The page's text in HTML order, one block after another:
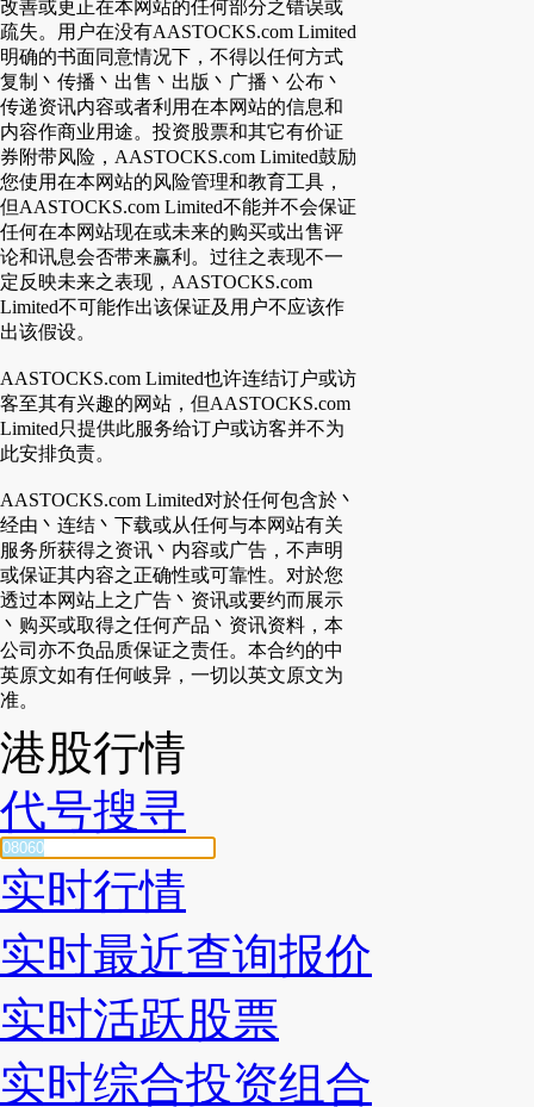
改善或更正在本网站的任何部分之错误或
疏失。用户在没有AASTOCKS.com Limited
明确的书面同意情况下，不得以任何方式
复制丶传播丶出售丶出版丶广播丶公布丶
传递资讯内容或者利用在本网站的信息和
内容作商业用途。投资股票和其它有价证
券附带风险，AASTOCKS.com Limited鼓励
您使用在本网站的风险管理和教育工具，
但AASTOCKS.com Limited不能并不会保证
任何在本网站现在或未来的购买或出售评
论和讯息会否带来赢利。过往之表现不一
定反映未来之表现，AASTOCKS.com
Limited不可能作出该保证及用户不应该作
出该假设。
AASTOCKS.com Limited也许连结订户或访
客至其有兴趣的网站，但AASTOCKS.com
Limited只提供此服务给订户或访客并不为
此安排负责。
AASTOCKS.com Limited对於任何包含於丶
经由丶连结丶下载或从任何与本网站有关
服务所获得之资讯丶内容或广告，不声明
或保证其内容之正确性或可靠性。对於您
透过本网站上之广告丶资讯或要约而展示
丶购买或取得之任何产品丶资讯资料，本
公司亦不负品质保证之责任。本合约的中
英原文如有任何岐异，一切以英文原文为
准。
港股行情
代号搜寻
实时行情
实时最近查询报价
实时活跃股票
实时综合投资组合